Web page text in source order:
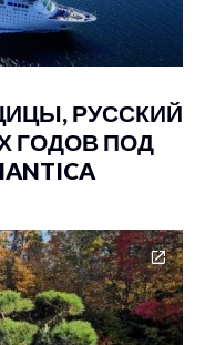
РУССКИЙ
ГОДОВ ПОД